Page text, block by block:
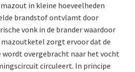
in kleine hoeveelheden
brandstof ontvlamt door
vonk in de brander waardoor
zorgt ervoor dat de
overgebracht naar het vocht
circuleert. In principe